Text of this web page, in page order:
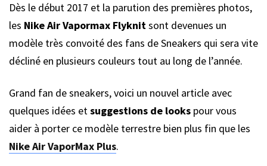
Dès le début 2017 et la parution des premières photos,
les Nike Air Vapormax Flyknitsont devenues un
modèle très convoité des fans de Sneakers qui sera vite
décliné en plusieurs couleurs tout au long de l’année.
Grand fan de sneakers, voici un nouvel article avec
quelques idées etsuggestions de looks pour vous
aider à porter ce modèle terrestre bien plus fin que les
Nike Air VaporMax Plus.